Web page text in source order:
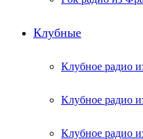
Клубные
Клубное радио
Клубное радио
Клубное радио